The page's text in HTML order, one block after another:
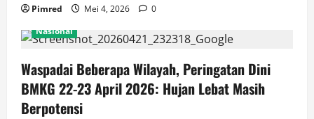
Pimred Mei 4, 2026
0
Nasional
Waspadai Beberapa Wilayah, Peringatan Dini
BMKG 22-23 April 2026: Hujan Lebat Masih
Berpotensi